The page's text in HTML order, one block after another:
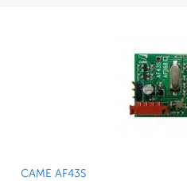
CAME AF43S